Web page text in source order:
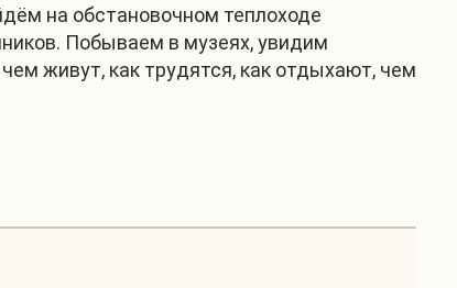
на обстановочном теплоходе
Побываем в музеях, увидим
живут, как трудятся, как отдыхают, чем